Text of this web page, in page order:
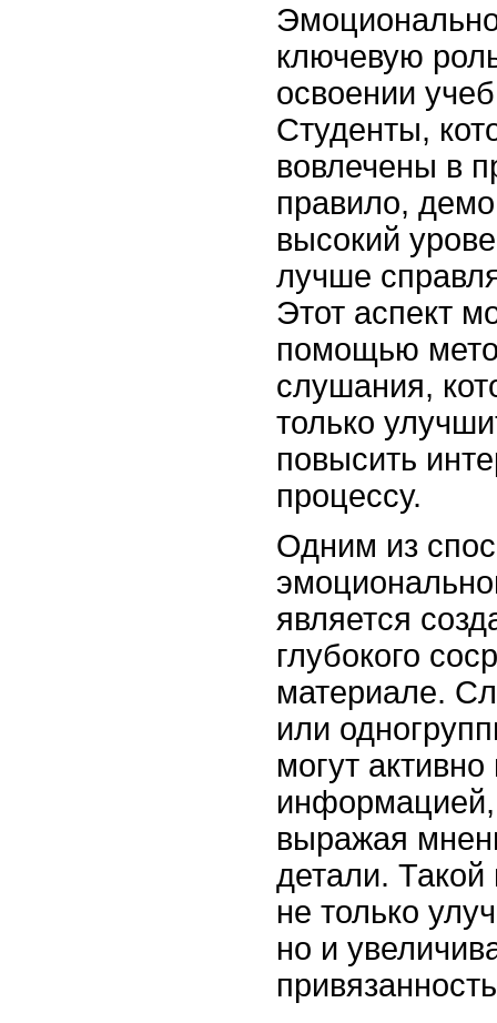
ключевую
освоении
Студенты,
вовлечены в
правило,
высокий
лучше
Этот аспект
помощью
слушания,
только
повысить
процессу.
Одним из
является
глубокого
материале.
или
могут
выражая
детали. Такой
не только
но и